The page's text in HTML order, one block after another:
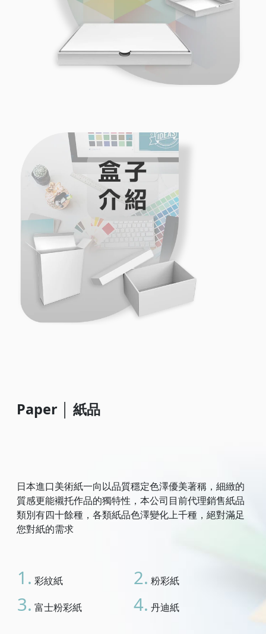
Paper 紙品
日本進口美術紙一向以品質穩定色澤優美著稱，細緻的
質感更能襯托作品的獨特性，本公司目前代理銷售紙品
類別有四十餘種，各類紙品色澤變化上千種，絕對滿足
您對紙的需求
1. 彩紋紙 2. 粉彩紙
3. 富士粉彩紙 4. 丹迪紙